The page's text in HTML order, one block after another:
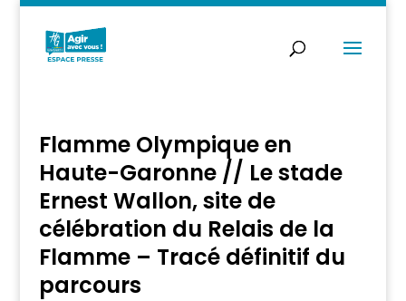
Flamme Olympique en
Haute-Garonne // Le stade
Ernest Wallon, site de
célébration du Relais de la
Flamme – Tracé définitif du
parcours